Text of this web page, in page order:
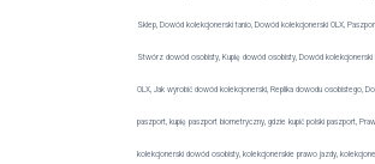
Sklep, Dowód kolekcjonerski tanio, Dowód kolekcjonerski OLX,
Stwórz dowód osobisty, Kupię dowód osobisty, Dowód
OLX, Jak wyrobić dowód kolekcjonerski, Replika dowodu osobistego,
paszport, kupię paszport biometryczny, gdzie kupić polski paszport,
kolekcjonerski dowód osobisty, kolekcjonerskie prawo jazdy,